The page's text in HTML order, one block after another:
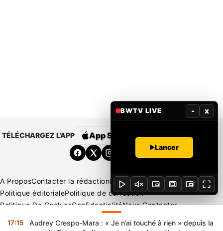
TÉLÉCHARGEZ L’APP App Store Google Play
A ProposContacter la rédactionRédaction Mentions légales
Politique éditorialePolitique de correction
Politique De CookiesConfidentialitéNous Contacter
Copyright © 2026 BENIN WEB TV | Tous Droits Réservés
17:15
Audrey Crespo-Mara : « Je n’ai touché à rien » depuis la
BWTV LIVE - x
Lancer